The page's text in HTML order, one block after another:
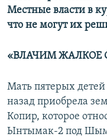
Местные власти в
что не могут их
«ВЛАЧИМ ЖАЛКОЕ
Мать пятерых детей
назад приобрела
Копир, которое
Ынтымак-2 под